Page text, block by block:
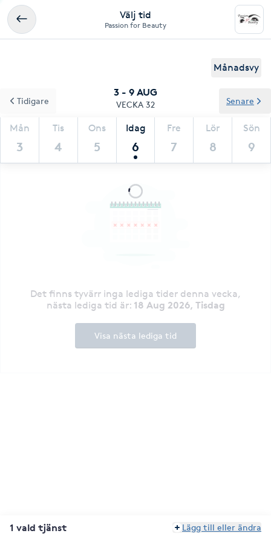
Välj tid
Passion for Beauty
Månadsvy
3 - 9 AUG
VECKA 32
Mån
3
Tis
4
Ons
5
Idag
6
Fre
7
Lör
8
Sön
9
Tidigare Senare
Det finns tyvärr inga lediga tider denna vecka,
nästa lediga tid är: 18 Aug 2026, Tisdag
Visa nästa lediga tid
1 vald tjänst Lägg till eller ändra